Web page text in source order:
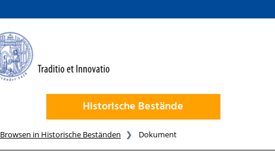
Historische Bestände
Browsen in Historische Beständen Dokument